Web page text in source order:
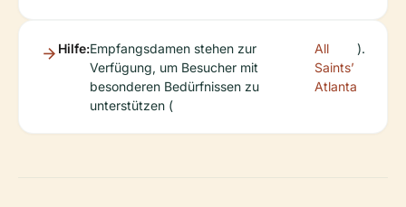
Hilfe:Empfangsdamen stehen zur
Verfügung, um Besucher mit
besonderen Bedürfnissen zu
unterstützen (
All
Saints’
Atlanta
).